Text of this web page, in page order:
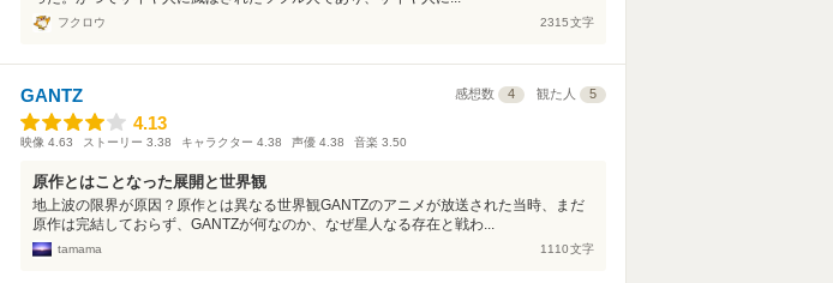
フクロウ 2315文字
GANTZ 感想数 4 観た人 5
4.13
4.13
映像 4.63 ストーリー 3.38 キャラクター 4.38 声優 4.38 音楽 3.50
原作とはことなった展開と世界観
地上波の限界が原因？原作とは異なる世界観GANTZのアニメが放送された当時、まだ
原作は完結しておらず、GANTZが何なのか、なぜ星人なる存在と戦わ...
tamama 1110文字